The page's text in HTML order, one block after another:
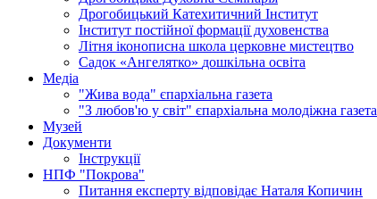
Дрогобицький Катехитичний Інститут
Інститут постійної формації духовенства
Літня іконописна школа церковне мистецтво
Садок «Ангелятко» дошкільна освіта
Медіа
"Жива вода" єпархіальна газета
"З любов'ю у світ" єпархіальна молодіжна газета
Музей
Документи
Інструкції
НПФ "Покрова"
Питання експерту відповідає Наталя Копичин